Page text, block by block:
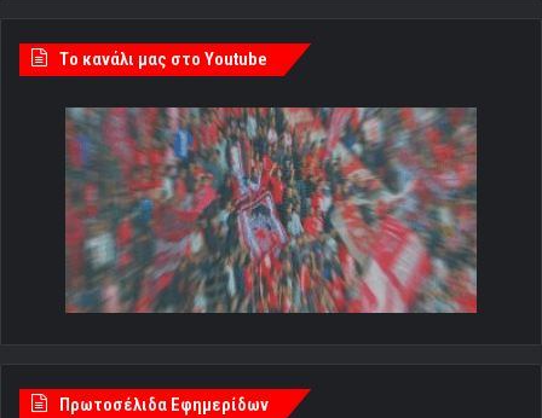
Tο κανάλι μας στο Youtube
Πρωτοσέλιδα Εφημερίδων